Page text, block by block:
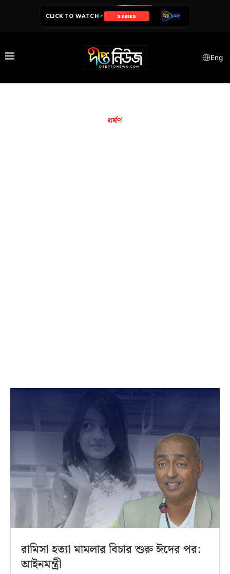
CLICK TO WATCH SERIES
Eng
ধর্ষণ
রামিসা হত্যা মামলার বিচার শুরু ঈদের পর:
আইনমন্ত্রী